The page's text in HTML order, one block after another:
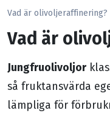
Vad är olivoljeraffinering?
Vad är
Jungfruolivoljor
så fruktansvärda
lämpliga för